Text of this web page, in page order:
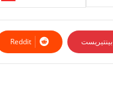
بينتيريست ‏Reddit